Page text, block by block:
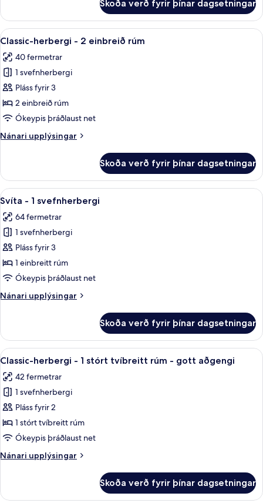
herbergi
2
rúm
Skoða verð fyrir þínar dagsetningar
Skoða
allar
myndir
fyrir
Classic-
herbergi
-
einbreið
Rúmföt úr egypskri bómull, rúmföt
5
Classic-herbergi - 2 einbreið rúm
40 fermetrar
1 svefnherbergi
Pláss fyrir 3
2 einbreið rúm
Ókeypis þráðlaust net
Nánari upplýsingar
Nánari
herbergi
2
rúm
Skoða verð fyrir þínar dagsetningar
Skoða
allar
myndir
fyrir
Svíta
-
1
Svíta - 1 svefnherbergi | Rúmföt úr
8
Svíta - 1 svefnherbergi
64 fermetrar
1 svefnherbergi
Pláss fyrir 3
1 einbreitt rúm
Ókeypis þráðlaust net
Nánari upplýsingar
Nánari
-
svefnherbergi
Skoða verð fyrir þínar dagsetningar
Skoða
allar
myndir
fyrir
Classic-
herbergi
-
stórt
Classic-herbergi - 1 stórt tvíbreitt
5
Classic-herbergi - 1 stórt tvíbreitt rúm - gott aðgengi
42 fermetrar
1 svefnherbergi
Pláss fyrir 2
1 stórt tvíbreitt rúm
Ókeypis þráðlaust net
Nánari upplýsingar
Nánari
herbergi
Skoða verð fyrir þínar dagsetningar